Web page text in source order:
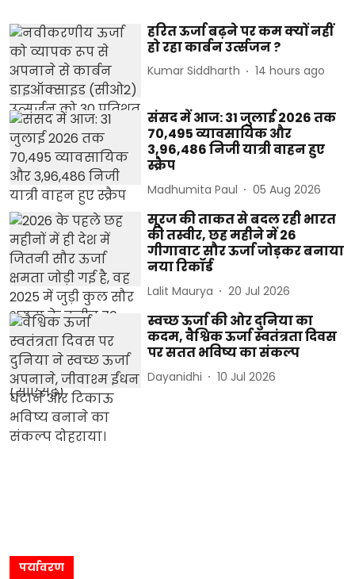
हरित ऊर्जा बढ़ने पर कम क्‍यों नहीं
हो रहा कार्बन उर्त्‍सजन ?
Kumar Siddharth 14 hours ago
संसद में आज: 31 जुलाई 2026 तक
70,495 व्यावसायिक और
3,96,486 निजी यात्री वाहन हुए
स्क्रैप
Madhumita Paul 05 Aug 2026
सूरज की ताकत से बदल रही भारत
की तस्वीर, छह महीने में 26
गीगावाट सौर ऊर्जा जोड़कर बनाया
नया रिकॉर्ड
Lalit Maurya 20 Jul 2026
स्वच्छ ऊर्जा की ओर दुनिया का
कदम, वैश्विक ऊर्जा स्वतंत्रता दिवस
पर सतत भविष्य का संकल्प
Dayanidhi 10 Jul 2026
पर्यावरण